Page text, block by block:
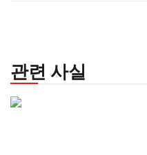
관련 사실